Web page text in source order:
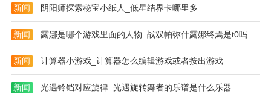
新闻 阴阳师探索秘宝小纸人_低星结界卡哪里多
新闻 露娜是哪个游戏里面的人物_战双帕弥什露娜终焉是t0吗
新闻 计算器小游戏_计算器怎么编辑游戏或者按出游戏
新闻 光遇铃铛对应旋律_光遇旋转舞者的乐谱是什么乐器